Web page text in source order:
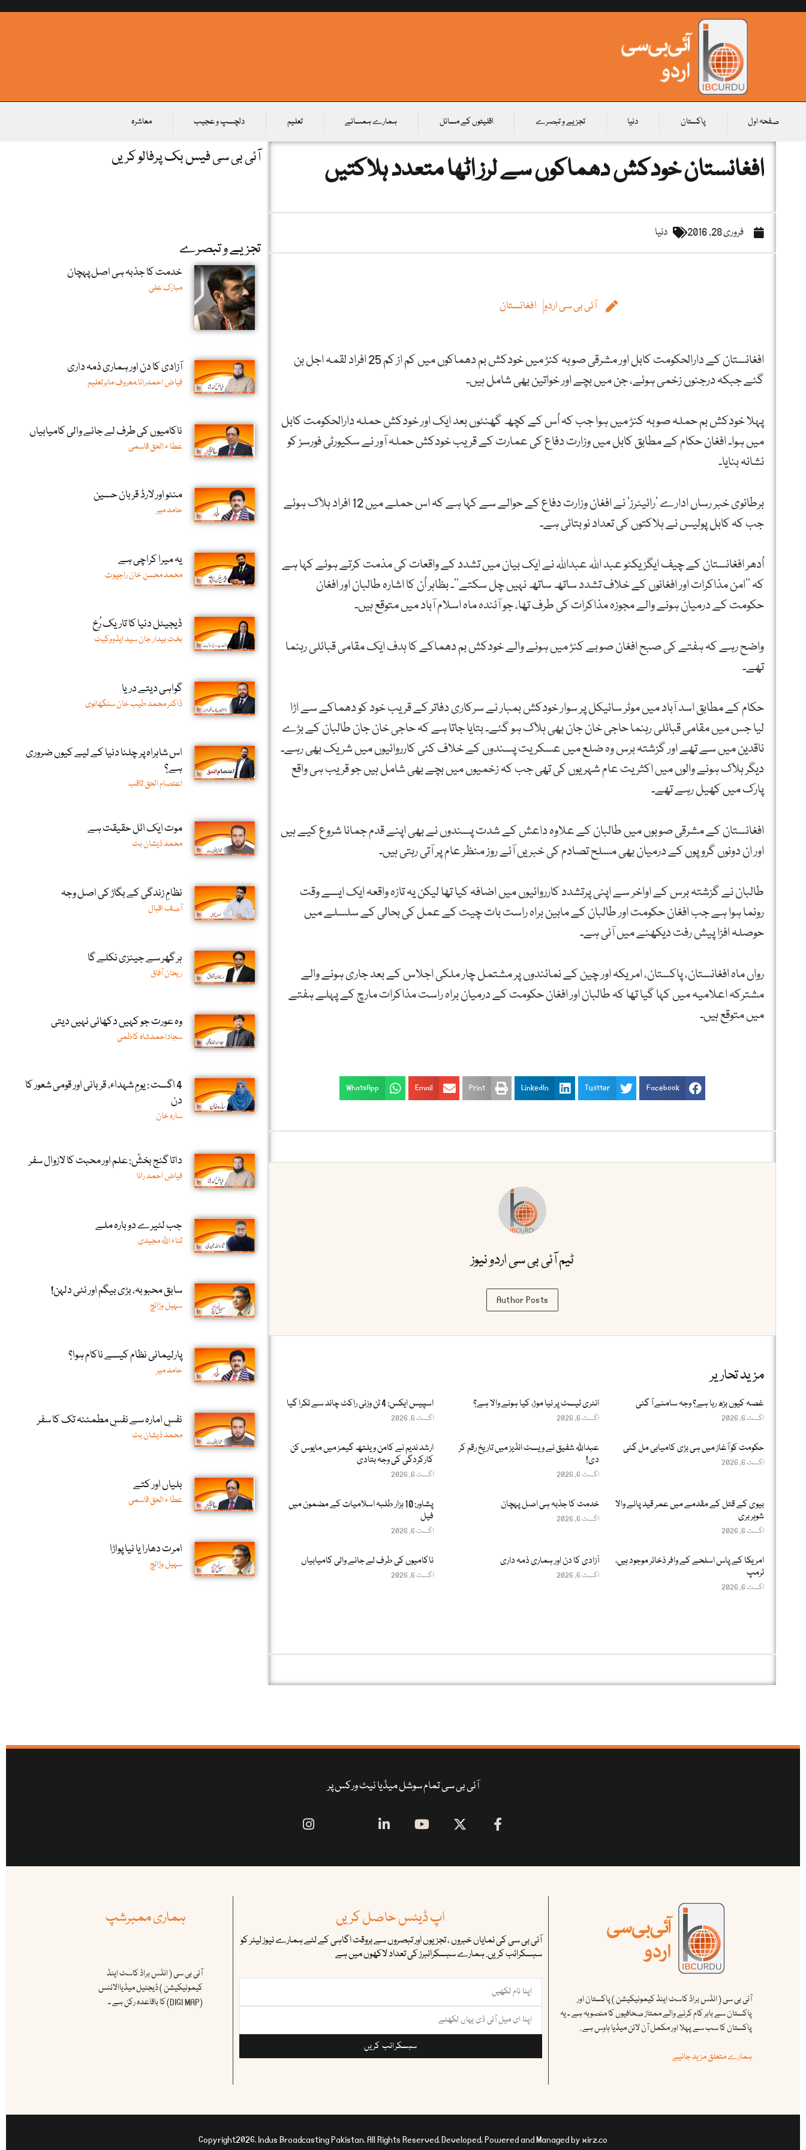
صفحہ اول پاکستان دنیا تجزیے و تبصرے اقلیتوں کے مسائل ہمارے ہمسائے تعلیم دلچسپ و عجیب معاشرہ
افغانستان خودکش دھماکوں سے لرز اٹھا متعدد ہلاکتیں
فروری 28, 2016 دنیا
آئی بی سی اردو افغانستان
افغانستان کے دارالحکومت کابل اور مشرقی صوبہ کنڑ میں خودکش بم دھماکوں میں کم از کم 25 افراد لقمہ اجل بن
گئے جبکہ درجنوں زخمی ہوئے، جن میں بچے اور خواتین بھی شامل ہیں۔
پہلا خودکش بم حملہ صوبہ کنڑ میں ہوا جب کہ اُس کے کچھ گھنٹوں بعد ایک اور خودکش حملہ دارالحکومت کابل
میں ہوا۔ افغان حکام کے مطابق کابل میں وزارت دفاع کی عمارت کے قریب خودکش حملہ آور نے سکیورٹی فورسز کو
نشانہ بنایا۔
برطانوی خبر رساں ادارے ‘رائیٹرز’ نے افغان وزارت دفاع کے حوالے سے کہا ہے کہ اس حملے میں 12 افراد ہلاک ہوئے
جب کہ کابل پولیس نے ہلاکتوں کی تعداد نو بتائی ہے۔
اُدھر افغانستان کے چیف ایگزیکٹو عبد اللہ عبداللہ نے ایک بیان میں تشدد کے واقعات کی مذمت کرتے ہوئے کہا ہے
کہ ’’امن مذاکرات اور افغانوں کے خلاف تشدد ساتھ ساتھ نہیں چل سکتے‘‘۔ بظاہر اُن کا اشارہ طالبان اور افغان
حکومت کے درمیان ہونے والے مجوزہ مذاکرات کی طرف تھا، جو آئندہ ماہ اسلام آباد میں متوقع ہیں۔
واضح رہے کہ ہفتے کی صبح افغان صوبے کنڑ میں ہونے والے خودکش بم دھماکے کا ہدف ایک مقامی قبائلی رہنما
تھے۔
حکام کے مطابق اسد آباد میں موٹر سائیکل پر سوار خودکش بمبار نے سرکاری دفاتر کے قریب خود کو دھماکے سے اڑا
لیا جس میں مقامی قبائلی رہنما حاجی خان جان بھی ہلاک ہو گئے۔ بتایا جاتا ہے کہ حاجی خان جان طالبان کے بڑے
ناقدین میں سے تھے اور گزشتہ برس وہ ضلع میں عسکریت پسندوں کے خلاف کئی کارروائیوں میں شریک بھی رہے۔
دیگر ہلاک ہونے والوں میں اکثریت عام شہریوں کی تھی جب کہ زخمیوں میں بچے بھی شامل ہیں جو قریب ہی واقع
پارک میں کھیل رہے تھے۔
افغانستان کے مشرقی صوبوں میں طالبان کے علاوہ داعش کے شدت پسندوں نے بھی اپنے قدم جمانا شروع کیے ہیں
اور ان دونوں گروپوں کے درمیان بھی مسلح تصادم کی خبریں آئے روز منظر عام پر آتی رہتی ہیں۔
طالبان نے گزشتہ برس کے اواخر سے اپنی پرتشدد کارروائیوں میں اضافہ کیا تھا لیکن یہ تازہ واقعہ ایک ایسے وقت
رونما ہوا ہے جب افغان حکومت اور طالبان کے مابین براہ راست بات چیت کے عمل کی بحالی کے سلسلے میں
حوصلہ افزا پیش رفت دیکھنے میں آئی ہے۔
رواں ماہ افغانستان، پاکستان، امریکہ اور چین کے نمائندوں پر مشتمل چار ملکی اجلاس کے بعد جاری ہونے والے
مشترکہ اعلامیہ میں کہا گیا تھا کہ طالبان اور افغان حکومت کے درمیان براہ راست مذاکرات مارچ کے پہلے ہفتے
میں متوقع ہیں۔
Facebook
Twitter
LinkedIn
Print
Email
WhatsApp
ٹیم آئی بی سی اردو نیوز
Author Posts
مزید تحاریر
غصہ کیوں بڑھ رہا ہے؟ وجہ سامنے آ گئی
اگست 6, 2026
انٹری ٹیسٹ پر نیا موڑ، کیا ہونے والا ہے؟
اگست 6, 2026
اسپیس ایکس: 4 ٹن وزنی راکٹ چاند سے ٹکرا گیا
اگست 6, 2026
حکومت کو آغاز میں ہی بڑی کامیابی مل گئی
اگست 6, 2026
عبداللّٰہ شفیق نے ویسٹ انڈیز میں تاریخ رقم کر
دی!
اگست 6, 2026
ارشد ندیم نے کامن ویلتھ گیمز میں مایوس کن
کارکردگی کی وجہ بتادی
اگست 6, 2026
بیوی کے قتل کے مقدمے میں عمر قید پانے والا
شوہر بری
اگست 6, 2026
خدمت کا جذبہ ہی اصل پہچان
اگست 6, 2026
پشاور: 10 ہزار طلبہ اسلامیات کے مضمون میں
فیل
اگست 6, 2026
امریکا کے پاس اسلحے کے وافر ذخائر موجود ہیں،
ٹرمپ
اگست 6, 2026
آزادی کا دن اور ہماری ذمہ داری
اگست 6, 2026
ناکامیوں کی طرف لے جانے والی کامیابیاں
اگست 6, 2026
آئی بی سی فیس بک پرفالو کریں
تجزیے و تبصرے
خدمت کا جذبہ ہی اصل پہچان
مبارک علی
آزادی کا دن اور ہماری ذمہ داری
فیاض احمدرانا،معروف ماہرتعلیم
ناکامیوں کی طرف لے جانے والی کامیابیاں
عطا ء الحق قاسمی
منٹو اور لارڈ قربان حسین
حامد میر
یہ میرا کراچی ہے
محمد محسن خان راجپوت
ڈیجیٹل دنیا کا تاریک رُخ
بخت بیدار جان سید ایڈووکیٹ
گواہی دیتے دریا
ڈاکٹر محمد طیب خان سنگھانوی
اس شاہراہ پر چلنا دنیا کے لیے کیوں ضروری
ہے؟
اعتصام الحق ثاقب
موت ایک اٹل حقیقت ہے
محمد ذیشان بٹ
نظامِ زندگی کے بگاڑ کی اصل وجہ
آصف اقبال
ہر گھر سے جینزی نکلے گا
ریحان آفاق
وہ عورت جو کہیں دکھائی نہیں دیتی
سجاداحمدشاہ کاظمی
4 اگست : یومِ شہداء، قربانی اور قومی شعور کا
دن
سارہ خان
داتا گنج بخشؒ: علم اور محبت کا لازوال سفر
فیاض احمد رانا
جب لٹیرے دوبارہ ملے
ثناء اللّٰہ مجیدی
سابق محبوبہ، بڑی بیگم اور نئی دلہن!
سہیل وڑائچ
پارلیمانی نظام کیسے ناکام ہوا؟
حامد میر
نفسِ امارہ سے نفسِ مطمئنہ تک کا سفر
محمد ذیشان بٹ
بلیاں اور کتے
عطا ء الحق قاسمی
امرت دھارا یا نیا پواڑا
سہیل وڑائچ
آئی بی سی تمام سوشل میڈیا نیٹ ورکس پر
آئی بی سی ( انڈس براڈ کاسٹ اینڈ کیمونیکیشن ) پاکستان اور
پاکستان سے باہر کام کرنے والے ممتاز صحافیوں کا منصوبہ ہے ۔ یہ
پاکستان کا سب سے پہلا اور مکمل آن لائن میڈیا ہاوس ہے .
ہمارے متعلق مزید جانیے
اپ ڈیٹس حاصل کریں
آئی بی سی کی نمایاں خبروں ، تجزیوں اور تبصروں سے بروقت اگاہی کے لئے ہمارے نیوز لیٹر کو
سبسکرائب کریں. ہمارے سبسکرائبرز کی تعداد لاکھوں میں ہے
سبسکرائب کریں
ہماری ممبرشپ
آئی بی سی ( انڈس براڈ کاسٹ اینڈ
کیمونیکیشن ) ڈیجٹیل میڈیاالائنس
(DIGI MAP) کا باقاعدہ رکن ہے ۔
Copyright2026. Indus Broadcasting Pakistan. All Rights Reserved. Developed, Powered and Managed by xirz.co